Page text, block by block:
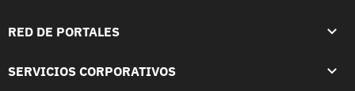
RED DE PORTALES
SERVICIOS CORPORATIVOS